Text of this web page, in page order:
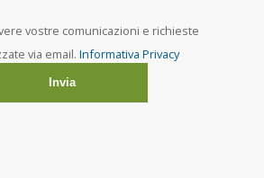
vostre comunicazioni e richieste
via email.Informativa Privacy